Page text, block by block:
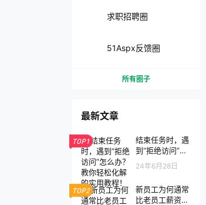
求职招聘圈
51Aspx反馈圈
所有圈子
最新文章
TOP1
结束任务时，遇
到“拒绝访问”怎
么办？教你轻松
化解的实用教
24年6月28日
TOP2
新员工为何通常
比老员工薪资高